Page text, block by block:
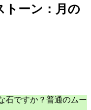
トーン：月の
石ですか？普通のムー